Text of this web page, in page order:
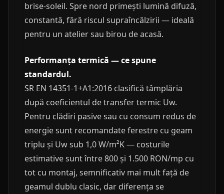
brise-soleil. Spre nord primești lumină difuză,
constantă, fără riscul supraîncălzirii — ideală
pentru un atelier sau birou de acasă.
Performanța termică — ce spune
standardul.
SR EN 14351-1+A1:2016 clasifică tâmplăria
după coeficientul de transfer termic Uw.
Pentru clădiri pasive sau cu consum redus de
energie sunt recomandate ferestre cu geam
triplu și Uw sub 1,0 W/m²K — costurile
estimative sunt între 800 și 1.500 RON/mp cu
tot cu montaj, semnificativ mai mult față de
geamul dublu clasic, dar diferența se